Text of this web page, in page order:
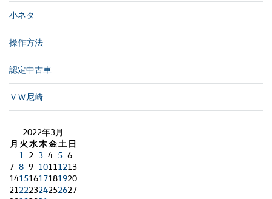
小ネタ
操作方法
認定中古車
ＶＷ尼崎
2022年3月
月 火水木金土 日
1 2 3 4 5 6
7 8 9 10111213
14151617181920
21222324252627